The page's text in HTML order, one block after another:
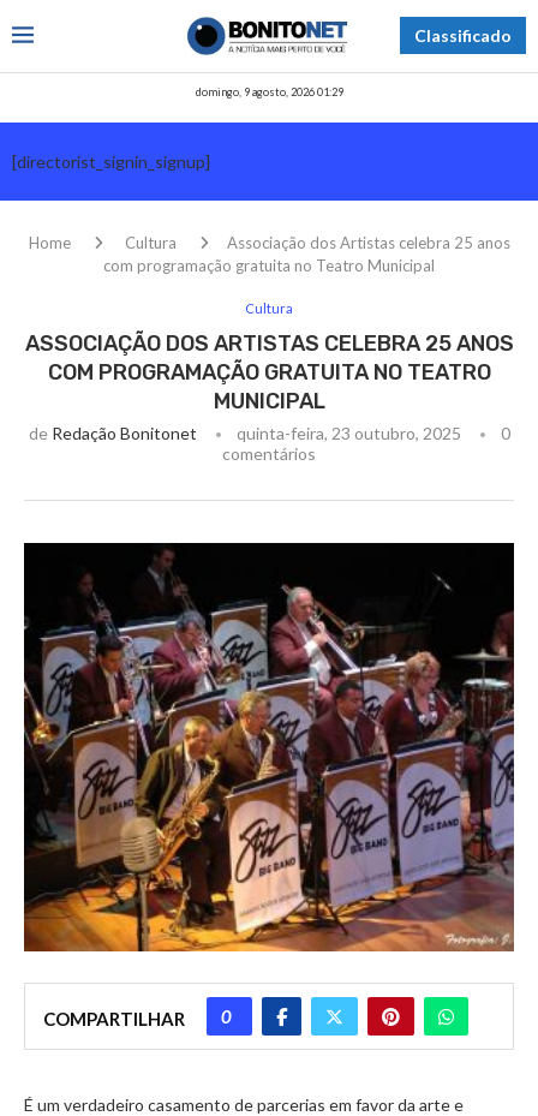
Classificado
domingo, 9 agosto, 2026 01:29
[directorist_signin_signup]
Home Cultura
Associação dos Artistas celebra 25 anos
com programação gratuita no Teatro Municipal
Cultura
ASSOCIAÇÃO DOS ARTISTAS CELEBRA 25 ANOS
COM PROGRAMAÇÃO GRATUITA NO TEATRO
MUNICIPAL
de Redação Bonitonet quinta-feira, 23 outubro, 2025
0
comentários
COMPARTILHAR 0
É um verdadeiro casamento de parcerias em favor da arte e